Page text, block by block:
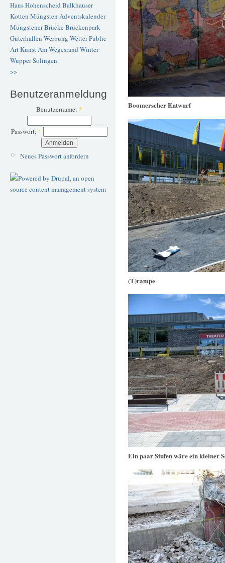
Haus Hohenscheid Balkhauser
Kotten Müngsten Adventskalender
Müngstener BrückeBrückenpark
Güterhallen Werbung WetterPublic
ArtKunstAm Wegesrand Winter
WupperSolingen
>>
Benutzeranmeldung
Benutzername: *
Passwort: *
Neues Passwort anfordern
Boomerscher Entwurf
(T)rampe
Ein paar Stufen wäre ein kleiner